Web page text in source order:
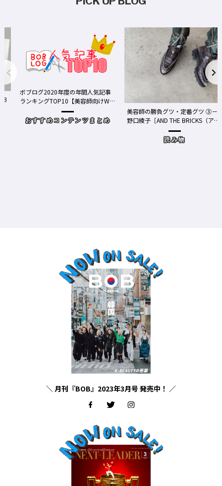
ボブログ2020年度の年間人気記事
ランキングTOP10【美容師向けWe
おすすめコンテンツまとめ
美容師の勝負グツ・定番グツ ③－
野口綾子［AND THE BRICKS（アン
ドザブリックス）／神奈川県鎌倉
読み物
＼ 月刊『BOB』2023年3月号 発売中！ ／